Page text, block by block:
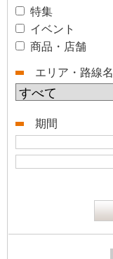
特集
イベント
商品・店舗
エリア・路線名
期間